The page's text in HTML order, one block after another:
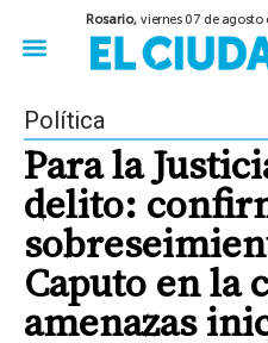
Rosario,viernes 07 de agosto
Política
Para la
delito:
Caputo en la
amenazas